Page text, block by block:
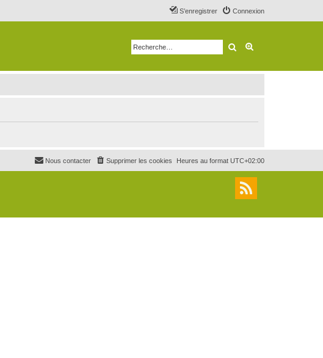
Connexion
S’enregistrer
Rechercher
Heures au format UTC+02:00
Supprimer les cookies
Nous contacter